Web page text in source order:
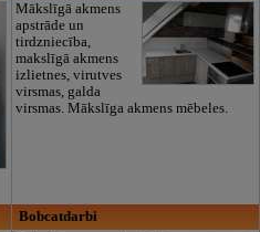
Mākslīgā akmens
apstrāde un
tirdzniecība,
makslīgā akmens
izlietnes, virutves
virsmas, galda
virsmas. Mākslīga akmens mēbeles.
Bobcatdarbi